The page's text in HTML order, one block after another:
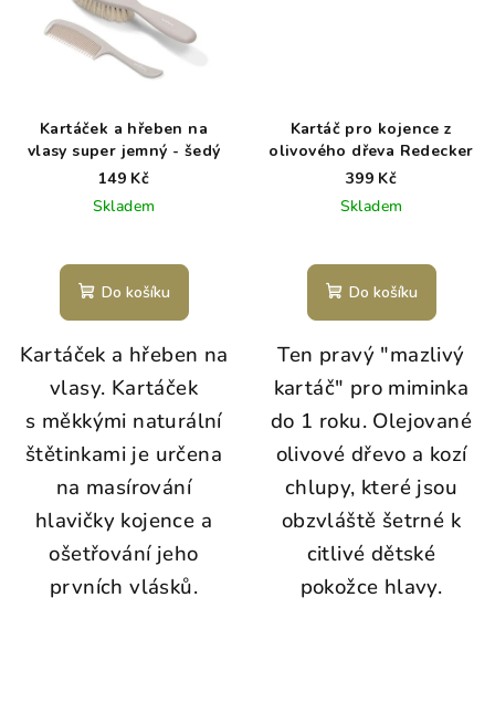
Kartáček a hřeben na
vlasy super jemný - šedý
149 Kč
Skladem
Do košíku
Kartáček a hřeben na
vlasy. Kartáček
s měkkými naturální
štětinkami je určena
na masírování
hlavičky kojence a
ošetřování jeho
prvních vlásků.
Kartáč pro kojence z
olivového dřeva Redecker
399 Kč
Skladem
Do košíku
Ten pravý "mazlivý
kartáč" pro miminka
do 1 roku. Olejované
olivové dřevo a kozí
chlupy, které jsou
obzvláště šetrné k
citlivé dětské
pokožce hlavy.